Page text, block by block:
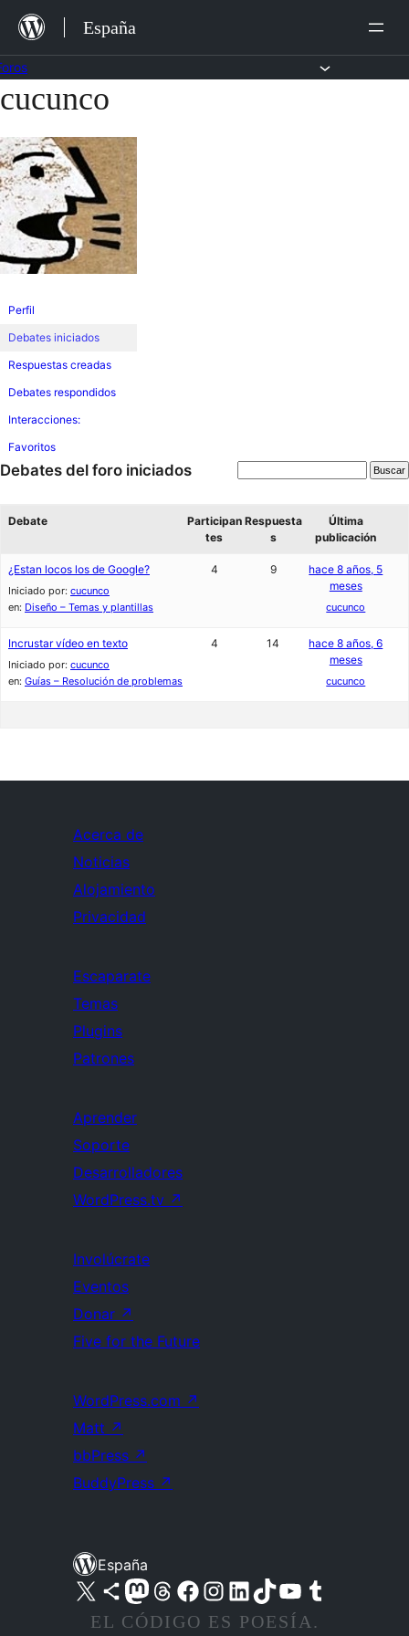
Saltar
contenido
España
Saltar
contenido
cucunco
Perfil
Debates iniciados
Respuestas creadas
Debates respondidos
Interacciones:
Favoritos
Debates del foro iniciados
Debate
Participan
tes
Respuesta
s
Última
publicación
¿Estan locos los de Google?
Iniciado por: cucunco
en: Diseño – Temas y plantillas
4 9
hace 8 años, 5
meses
cucunco
Incrustar vídeo en texto
Iniciado por: cucunco
en: Guías – Resolución de problemas
4 14
hace 8 años, 6
meses
cucunco
Acerca de
Noticias
Alojamiento
Privacidad
Escaparate
Temas
Plugins
Patrones
Aprender
Soporte
Desarrolladores
WordPress.tv ↗
Involúcrate
Eventos
Donar ↗
Five for the Future
WordPress.com ↗
Matt ↗
bbPress ↗
BuddyPress ↗
España
Visita nuestra cuenta de X (anteriormente Twitter)
Visita nuestra cuenta de Bluesky
Visita nuestra cuenta de Mastodon
Visita nuestra cuenta de Threads
Visita nuestra página de Facebook
Visita nuestra cuenta de Instagram
Visita nuestra cuenta de LinkedIn
Visita nuestra cuenta de TikTok
Visita nuestro canal de YouTube
Visita nuestra cuenta de Tumblr
EL CÓDIGO ES POESÍA.